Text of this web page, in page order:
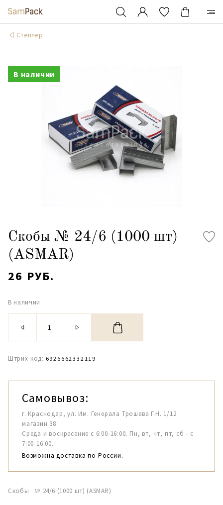
Степлер
В наличии
Скобы № 24/6 (1000 шт)
(ASMAR)
26 РУБ.
В наличии
Штрих-код: 6926662332119
Самовывоз:
г. Краснодар, ул. Им. Генерала Трошева Г.Н. 1/12
магазин 38.
Среда и воскресение с 6:00-16:00. Пн, вт, чт, пт, сб - с
7:00-16:00.
Возможна доставка по России.
Скобы № 24/6 (1000 шт) (ASMAR)